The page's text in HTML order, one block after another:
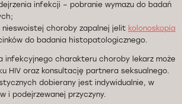
infekcji – pobranie wymazu do badań
nieswoistej choroby zapalnej jelit kolonoskopia
do badania histopatologicznego.
infekcyjnego charakteru choroby lekarz może
HIV oraz konsultację partnera seksualnego.
dobierany jest indywidualnie, w
i podejrzewanej przyczyny.